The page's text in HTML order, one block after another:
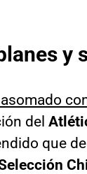
y
del
que